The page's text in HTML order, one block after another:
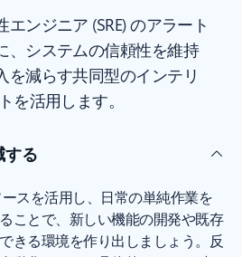
ンジニア (SRE) のアラート
、システムの信頼性を維持
を減らす共同型のインテリ
を活用します。
する
スを活用し、日常の単純作業を
ことで、新しい機能の開発や既存
きる環境を作り出しましょう。反